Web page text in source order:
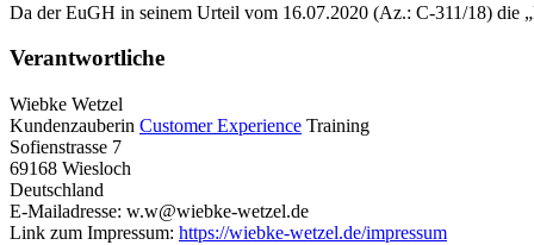
Da der EuGH in seinem Urteil vom 16.07.2020 (Az.: C‑311/18) die
Verantwortliche
Wiebke Wetzel
Kundenzauberin Customer Experience Training
Sofienstrasse 7
69168 Wiesloch
Deutschland
E-Mailadresse: w.w@wiebke-wetzel.de
Link zum Impressum: https://wiebke-wetzel.de/impressum